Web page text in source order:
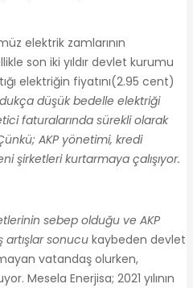
elektrik zamlarının
son iki yıldır devlet kurumu
elektriğin fiyatını(2.95 cent)
düşük bedelle elektriği
faturalarında sürekli olarak
AKP yönetimi, kredi
şirketleri kurtarmaya çalışıyor.
sebep olduğu ve AKP
sonucu kaybeden devlet
vatandaş olurken,
Mesela Enerjisa; 2021 yılının